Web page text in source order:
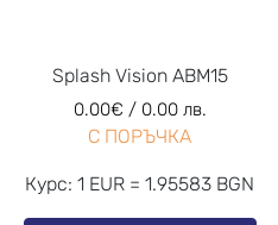
Splash Vision ABM15
0.00€ / 0.00 лв.
С ПОРЪЧКА
Курс: 1 EUR = 1.95583 BGN